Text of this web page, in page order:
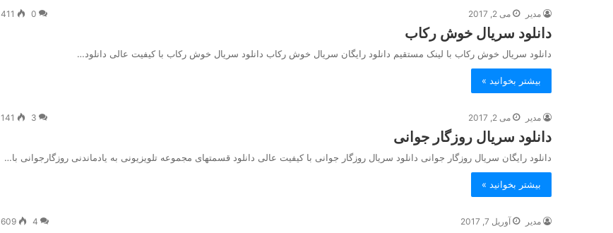
مدیر می 2, 2017 0
411
دانلود سریال خوش رکاب
دانلود سریال خوش رکاب با لینک مستقیم دانلود رایگان سریال خوش رکاب دانلود سریال خوش رکاب با کیفیت عالی دانلود…
بیشتر بخوانید »
مدیر می 2, 2017 3
141
دانلود سریال روزگار جوانی
دانلود رایگان سریال روزگار جوانی دانلود سریال روزگار جوانی با کیفیت عالی دانلود قسمتهای مجموعه تلویزیونی به یادماندنی روزگارجوانی با…
بیشتر بخوانید »
مدیر آوریل 7, 2017 4
609